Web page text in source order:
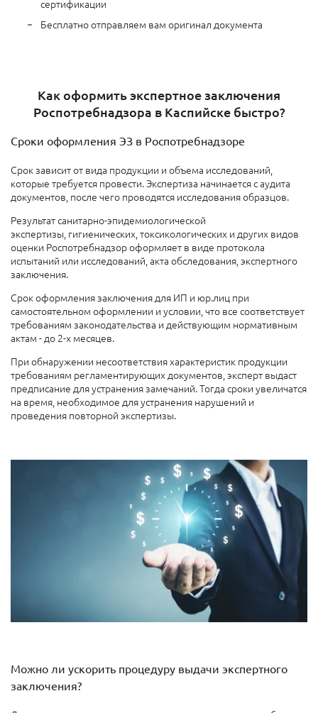
сертификации
Бесплатно отправляем вам оригинал документа
Как оформить экспертное заключения
Роспотребнадзора в Каспийске быстро?
Сроки оформления ЭЗ в Роспотребнадзоре
Срок зависит от вида продукции и объема исследований,
которые требуется провести. Экспертиза начинается с аудита
документов, после чего проводятся исследования образцов.
Результат санитарно-эпидемиологической
экспертизы, гигиенических, токсикологических и других видов
оценки Роспотребнадзор оформляет в виде протокола
испытаний или исследований, акта обследования, экспертного
заключения.
Срок оформления заключения для ИП и юр.лиц при
самостоятельном оформлении и условии, что все соответствует
требованиям законодательства и действующим нормативным
актам - до 2-х месяцев.
При обнаружении несоответствия характеристик продукции
требованиям регламентирующих документов, эксперт выдаст
предписание для устранения замечаний. Тогда сроки увеличатся
на время, необходимое для устранения нарушений и
проведения повторной экспертизы.
Можно ли ускорить процедуру выдачи экспертного
заключения?